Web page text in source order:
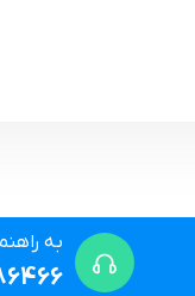
به